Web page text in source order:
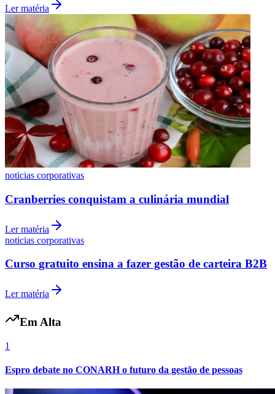
Santos
Flamengo
Ler matéria
noticias corporativas
Cranberries conquistam a culinária mundial
Ler matéria
noticias corporativas
Curso gratuito ensina a fazer gestão de carteira B2B
Ler matéria
Em Alta
1
Espro debate no CONARH o futuro da gestão de pessoas